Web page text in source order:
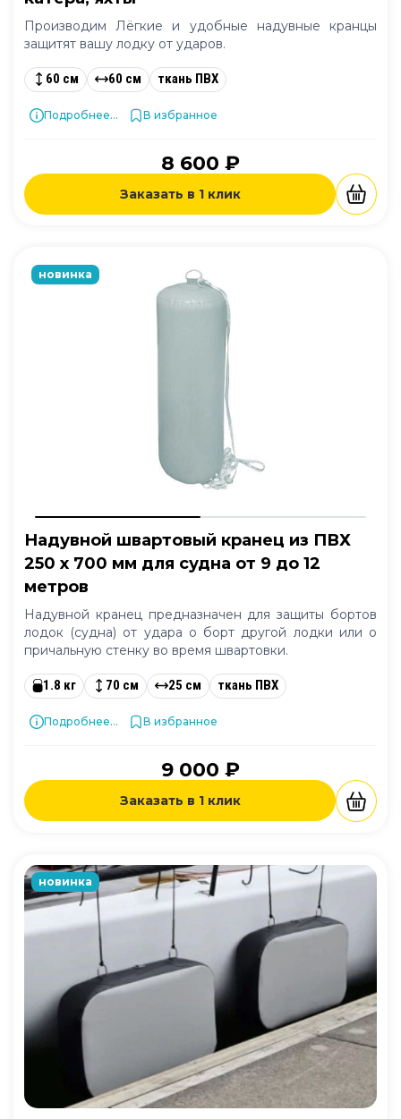
Производим Лёгкие и удобные надувные кранцы
защитят вашу лодку от ударов.
60 см 60 см ткань ПВХ
Подробнее... В избранное
8 600 ₽
Заказать в 1 клик
новинка
Надувной швартовый кранец из ПВХ
250 x 700 мм для судна от 9 до 12
метров
Надувной кранец предназначен для защиты бортов
лодок (судна) от удара о борт другой лодки или о
причальную стенку во время швартовки.
1.8 кг 70 см 25 см ткань ПВХ
Подробнее... В избранное
9 000 ₽
Заказать в 1 клик
новинка